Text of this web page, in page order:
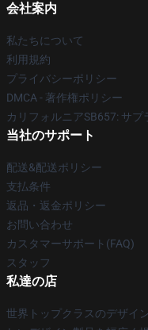
会社案内
私たちについて
利用規約
プライバシーポリシー
DMCA - 著作権ポリシー
カリフォルニアSB657: サ
当社のサポート
配送&配送ポリシー
支払条件
返品・返金ポリシー
お問い合わせ
カスタマーサポート(FAQ)
スタッフ
私達の店
世界トップクラスのデザイ